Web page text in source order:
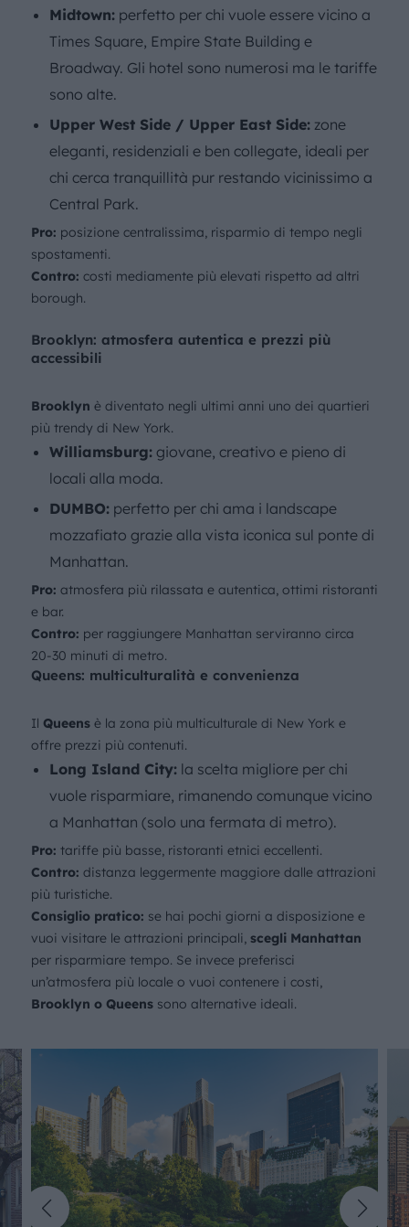
Midtown:perfetto per chi vuole essere vicino a
Times Square, Empire State Building e
Broadway. Gli hotel sono numerosi ma le tariffe
sono alte.
Upper West Side / Upper East Side:zone
eleganti, residenziali e ben collegate, ideali per
chi cerca tranquillità pur restando vicinissimo a
Central Park.
Pro: posizione centralissima, risparmio di tempo negli
spostamenti.
Contro: costi mediamente più elevati rispetto ad altri
borough.
Brooklyn: atmosfera autentica e prezzi più
accessibili
Brooklyn è diventato negli ultimi anni uno dei quartieri
più trendy di New York.
Williamsburg:giovane, creativo e pieno di
locali alla moda.
DUMBO:perfetto per chi ama i landscape
mozzafiato grazie alla vista iconica sul ponte di
Manhattan.
Pro: atmosfera più rilassata e autentica, ottimi ristoranti
e bar.
Contro: per raggiungere Manhattan serviranno circa
20-30 minuti di metro.
Queens: multiculturalità e convenienza
Il Queensè la zona più multiculturale di New York e
offre prezzi più contenuti.
Long Island City:la scelta migliore per chi
vuole risparmiare, rimanendo comunque vicino
a Manhattan (solo una fermata di metro).
Pro: tariffe più basse, ristoranti etnici eccellenti.
Contro: distanza leggermente maggiore dalle attrazioni
più turistiche.
Consiglio pratico: se hai pochi giorni a disposizione e
vuoi visitare le attrazioni principali, scegli Manhattan
per risparmiare tempo. Se invece preferisci
un’atmosfera più locale o vuoi contenere i costi,
Brooklyn o Queenssono alternative ideali.